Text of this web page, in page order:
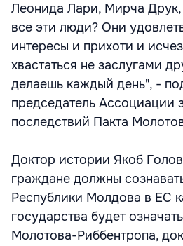
Леонида Лари, Мирча
все эти люди? Они
интересы и прихоти и
хвастаться не заслугами
делаешь каждый день", -
председатель Ассоциации
последствий Пакта
Доктор истории Якоб
граждане должны
Республики Молдова в ЕС
государства будет
Молотова-Риббентропа,